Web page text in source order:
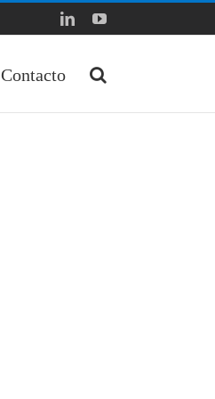
LinkedInYouTube
Contacto